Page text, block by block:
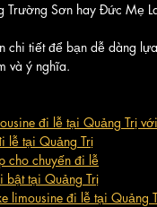
Trường Sơn hay Đức Mẹ
chi tiết để bạn dễ dàng
và ý nghĩa.
đi lễ tại Quảng Trị
lễ tại Quảng Trị
cho chuyến đi lễ
bật tại Quảng Trị
limousine đi lễ tại Quảng